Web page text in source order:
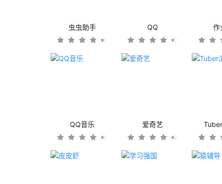
虫虫助手 QQ 作
QQ音乐 爱奇艺